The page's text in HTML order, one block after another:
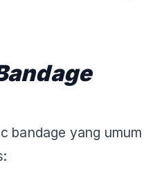
bandage yang umum